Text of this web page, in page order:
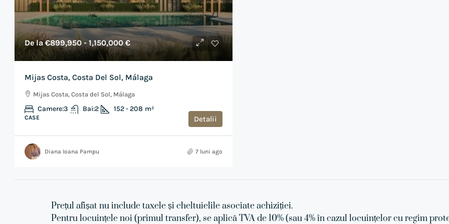
De la€899,950- 1,150,000 €
Mijas Costa, Costa Del Sol, Málaga
Mijas Costa, Costa del Sol, Málaga
Camere:3 Bai:2 152 - 208 m²
CASE Detalii
Diana Ioana Pampu 7 luni ago
Prețul afișat nu include taxele și cheltuielile asociate achiziției.
Pentru locuințele noi (primul transfer), se aplică TVA de 10% (sau 4% în cazul locuințelor cu regim